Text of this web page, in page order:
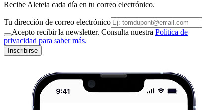
Recibe Aleteia cada día en tu correo electrónico.
Tu dirección de correo electrónico
Acepto recibir la newsletter. Consulta nuestra Política de
privacidad para saber más.
Inscribirse